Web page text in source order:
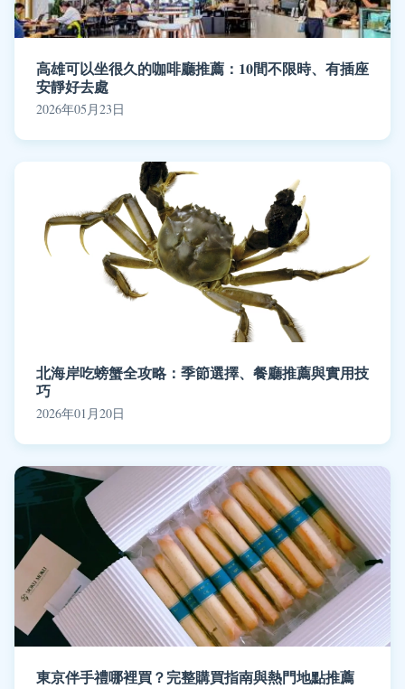
高雄可以坐很久的咖啡廳推薦：10間不限時、有插座
安靜好去處
2026年05月23日
北海岸吃螃蟹全攻略：季節選擇、餐廳推薦與實用技
巧
2026年01月20日
東京伴手禮哪裡買？完整購買指南與熱門地點推薦